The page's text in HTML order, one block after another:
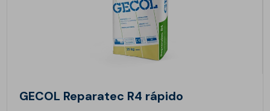
GECOL Reparatec R4 rápido